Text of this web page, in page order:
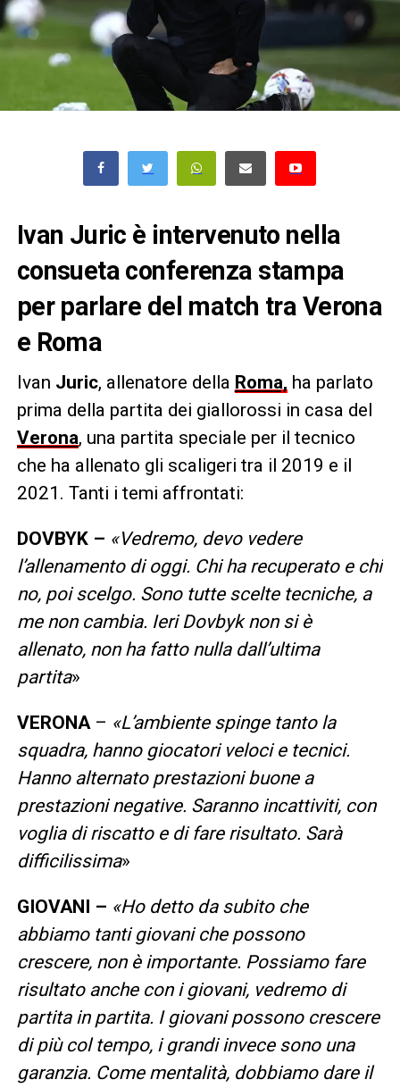
Ivan Juric è intervenuto nella
consueta conferenza stampa
per parlare del match tra Verona
e Roma
Ivan Juric, allenatore della Roma, ha parlato
prima della partita dei giallorossi in casa del
Verona, una partita speciale per il tecnico
che ha allenato gli scaligeri tra il 2019 e il
2021. Tanti i temi affrontati:
DOVBYK – «Vedremo, devo vedere
l’allenamento di oggi. Chi ha recuperato e chi
no, poi scelgo. Sono tutte scelte tecniche, a
me non cambia. Ieri Dovbyk non si è
allenato, non ha fatto nulla dall’ultima
partita»
VERONA– «L’ambiente spinge tanto la
squadra, hanno giocatori veloci e tecnici.
Hanno alternato prestazioni buone a
prestazioni negative. Saranno incattiviti, con
voglia di riscatto e di fare risultato. Sarà
difficilissima»
GIOVANI – «Ho detto da subito che
abbiamo tanti giovani che possono
crescere, non è importante. Possiamo fare
risultato anche con i giovani, vedremo di
partita in partita. I giovani possono crescere
di più col tempo, i grandi invece sono una
garanzia. Come mentalità, dobbiamo dare il